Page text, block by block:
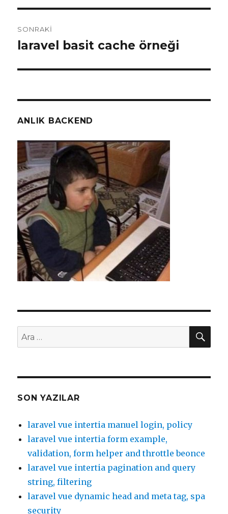
SONRAKI
Sonraki
laravel basit cache örneği
ANLIK BACKEND
Ara: ARA
SON YAZILAR
laravel vue intertia manuel login, policy
laravel vue intertia form example,
validation, form helper and throttle beonce
laravel vue intertia pagination and query
string, filtering
laravel vue dynamic head and meta tag, spa
security